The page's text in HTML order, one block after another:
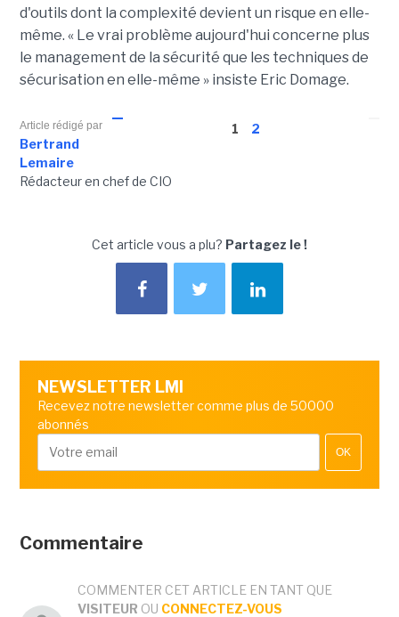
d'outils dont la complexité devient un risque en elle-
même. « Le vrai problème aujourd'hui concerne plus
le management de la sécurité que les techniques de
sécurisation en elle-même » insiste Eric Domage.
1 2
Article rédigé par
Bertrand
Lemaire
Rédacteur en chef de CIO
Cet article vous a plu? Partagez le !
NEWSLETTER LMI
Recevez notre newsletter comme plus de 50000
abonnés
OK
Commentaire
COMMENTER CET ARTICLE EN TANT QUE
VISITEUR OU CONNECTEZ-VOUS